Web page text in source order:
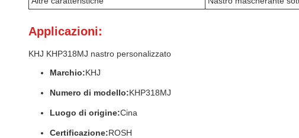
Applicazioni:
KHJ KHP318MJ nastro personalizzato
Marchio:KHJ
Numero di modello:KHP318MJ
Luogo di origine:Cina
Certificazione:ROSH